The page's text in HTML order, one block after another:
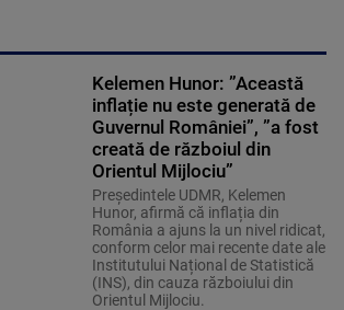
Kelemen Hunor: ”Această
inflație nu este generată de
Guvernul României”, ”a fost
creată de războiul din
Orientul Mijlociu”
Președintele UDMR, Kelemen
Hunor, afirmă că inflația din
România a ajuns la un nivel ridicat,
conform celor mai recente date ale
Institutului Național de Statistică
(INS), din cauza războiului din
Orientul Mijlociu.